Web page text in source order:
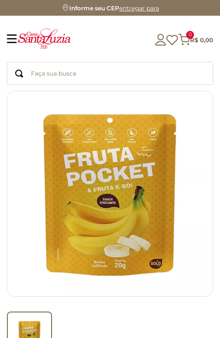
Informe seu CEPentregar para
0
R$ 0,00
Faça sua busca
chocolate